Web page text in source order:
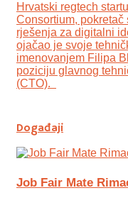
Hrvatski regtech
Consortium, pokretač
rješenja za digitalni
ojаčao je svoje
imenovanjem Filipa
poziciju glavnog
(CTO).
Događaji
Job Fair Mate